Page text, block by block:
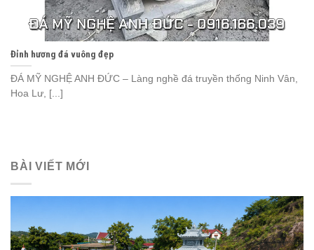
Đỉnh hương đá vuông đẹp
ĐÁ MỸ NGHỆ ANH ĐỨC – Làng nghề đá truyền thống Ninh Vân,
Hoa Lư, [...]
BÀI VIẾT MỚI